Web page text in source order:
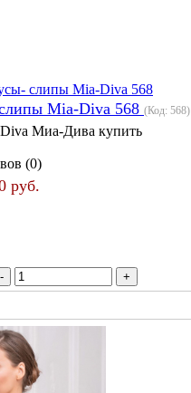
Mia-Diva 568 (Код: 568)
Миа-Дива купить
(0)
руб.